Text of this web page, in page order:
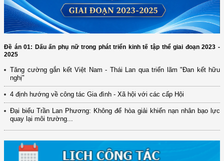
Đề án 01: Dấu ấn phụ nữ trong phát triển kinh tế tập thể giai đoạn 2023 -
2025
Tăng cường gắn kết Việt Nam - Thái Lan qua triển lãm "Đan kết hữu
nghị"
4 định hướng về công tác Gia đình - Xã hội với các cấp Hội
Đại biểu Trần Lan Phương: Không để hòa giải khiến nạn nhân bạo lực
quay lại môi trường...
(12/TB-HĐKH) V/v đăng ký, đề xuất nhiệm vụ Khoa học, công nghệ và
đổi mới ...
(898/KH/ĐCT) Kế hoạch thực hiện Quyết định số 2415/QĐ-TTg ngày
(417/QĐ-BNNMT) Quyết định phê duyệt Chương trình mục tiêu quốc gia
xây dựng ...